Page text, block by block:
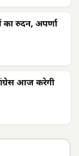
का रुदन, अपर्णा
आज करेगी